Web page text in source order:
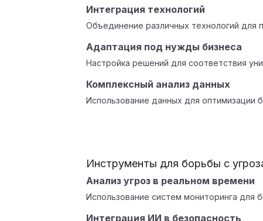
Интеграция технологий
Объединение различных технологий для
Адаптация под нужды бизнеса
Настройка решений для соответствия
Комплексный анализ данных
Использование данных для оптимизации
Инструменты для борьбы с
Анализ угроз в реальном времени
Использование систем мониторинга для
Интеграция ИИ в безопасность